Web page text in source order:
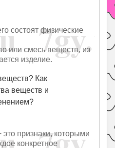
состоят физические
или смесь веществ, из
изделие.
Как
веществ и
признаки, которыми
конкретное